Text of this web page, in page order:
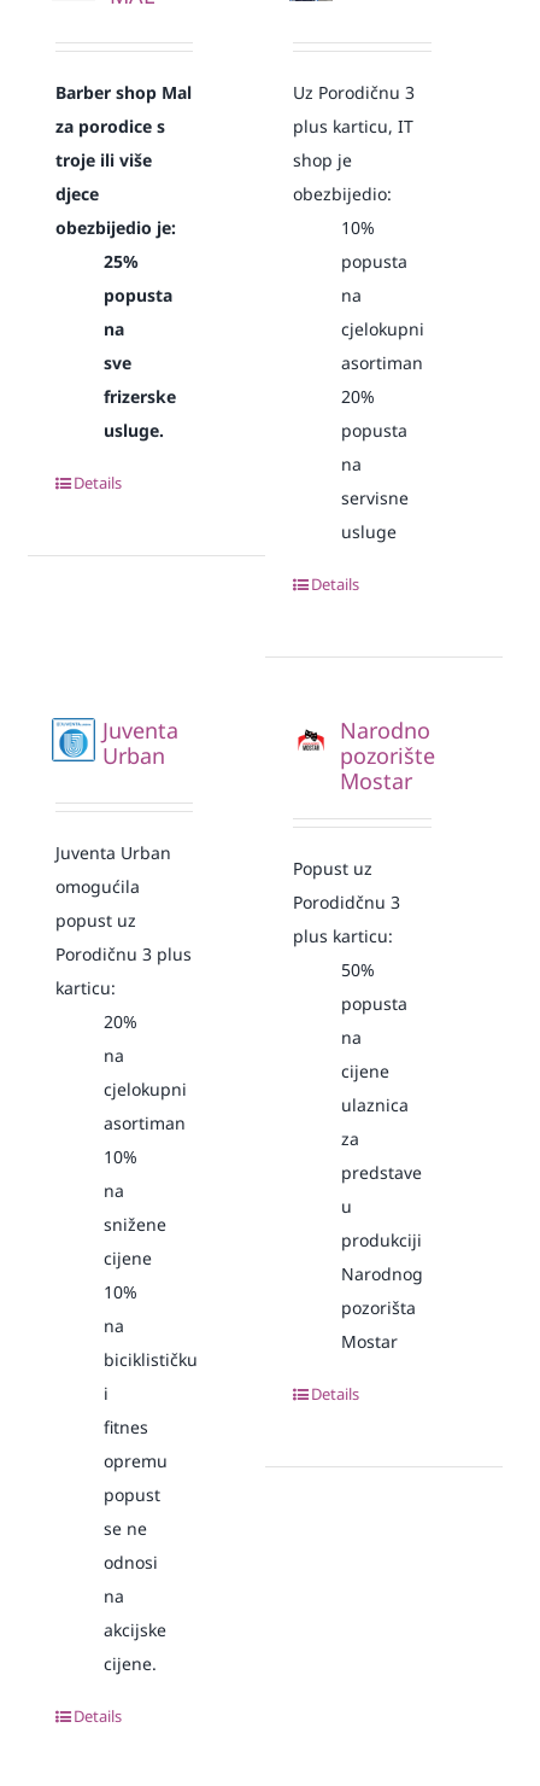
Barber shop Mal
za porodice s
troje ili više
djece
obezbijedio je:
25%
popusta
na
sve
frizerske
usluge.
Details
Uz Porodičnu 3
plus karticu, IT
shop je
obezbijedio:
10%
popusta
na
cjelokupni
asortiman
20%
popusta
na
servisne
usluge
Details
Juventa
Urban
Juventa Urban
omogućila
popust uz
Porodičnu 3 plus
karticu:
20%
na
cjelokupni
asortiman
10%
na
snižene
cijene
10%
na
biciklističku
i
fitnes
opremu
popust
se ne
odnosi
na
akcijske
cijene.
Details
Narodno
pozorište
Mostar
Popust uz
Porodidčnu 3
plus karticu:
50%
popusta
na
cijene
ulaznica
za
predstave
u
produkciji
Narodnog
pozorišta
Mostar
Details